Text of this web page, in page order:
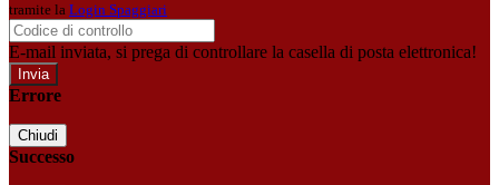
tramite la Login Spaggiari
E-mail inviata, si prega di controllare la casella di posta elettronica!
Errore
Chiudi
Successo